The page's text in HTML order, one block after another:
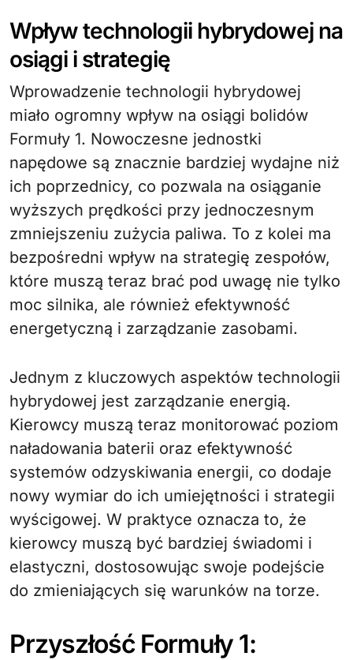
Wpływ technologii hybrydowej na
osiągi i strategię
Wprowadzenie technologii hybrydowej
miało ogromny wpływ na osiągi bolidów
Formuły 1. Nowoczesne jednostki
napędowe są znacznie bardziej wydajne niż
ich poprzednicy, co pozwala na osiąganie
wyższych prędkości przy jednoczesnym
zmniejszeniu zużycia paliwa. To z kolei ma
bezpośredni wpływ na strategię zespołów,
które muszą teraz brać pod uwagę nie tylko
moc silnika, ale również efektywność
energetyczną i zarządzanie zasobami.
Jednym z kluczowych aspektów technologii
hybrydowej jest zarządzanie energią.
Kierowcy muszą teraz monitorować poziom
naładowania baterii oraz efektywność
systemów odzyskiwania energii, co dodaje
nowy wymiar do ich umiejętności i strategii
wyścigowej. W praktyce oznacza to, że
kierowcy muszą być bardziej świadomi i
elastyczni, dostosowując swoje podejście
do zmieniających się warunków na torze.
Przyszłość Formuły 1: